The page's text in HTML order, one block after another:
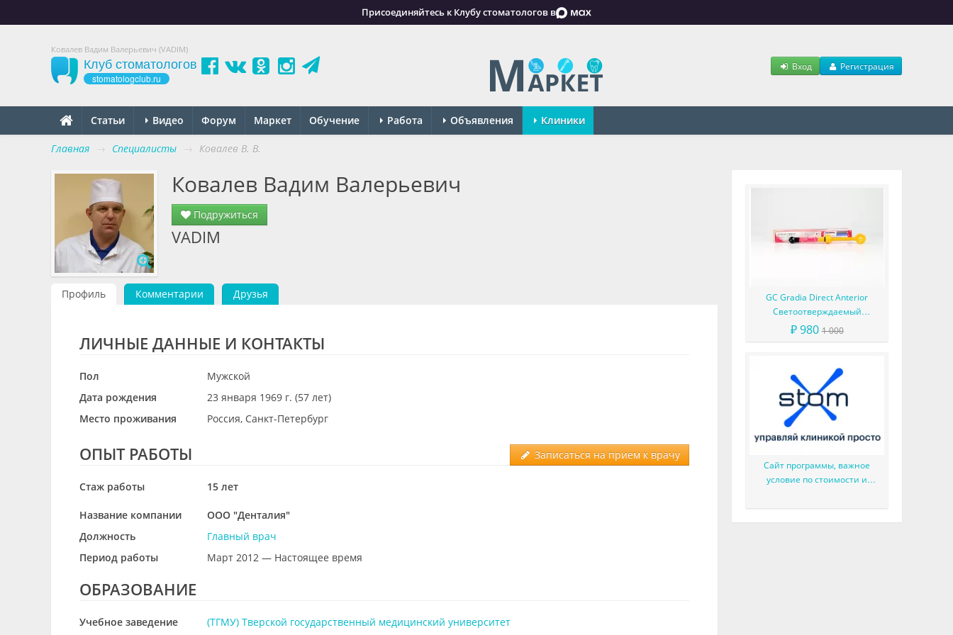
Присоединяйтесь к Клубу стоматологов в
Ковалев Вадим Валерьевич (VADIM)
Клуб стоматологов
stomatologclub.ru
Вход Регистрация
Статьи Видео Форум Маркет Обучение Работа Объявления Клиники
Главная → Специалисты → Ковалев В. В.
Ковалев Вадим Валерьевич
Подружиться
VADIM
Профиль Комментарии Друзья
ЛИЧНЫЕ ДАННЫЕ И КОНТАКТЫ
Пол
Мужской
Дата рождения
23 января 1969 г. (57 лет)
Место проживания
Россия, Санкт-Петербург
ОПЫТ РАБОТЫ Записаться на прием к врачу
Стаж работы 15 лет
Название компании
ООО "Денталия"
Должность
Главный врач
Период работы
Март 2012 — Настоящее время
ОБРАЗОВАНИЕ
Учебное заведение (ТГМУ) Тверской государственный медицинский университет
GC Gradia Direct Anterior
Светоотверждаемый
микрофильный гибридный
₽ 9801 000
Сайт программы, важное
условие по стоимости и